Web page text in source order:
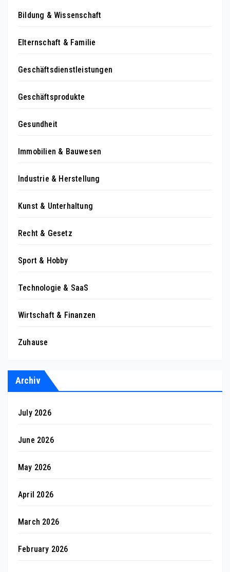
Bildung & Wissenschaft
Elternschaft & Familie
Geschäftsdienstleistungen
Geschäftsprodukte
Gesundheit
Immobilien & Bauwesen
Industrie & Herstellung
Kunst & Unterhaltung
Recht & Gesetz
Sport & Hobby
Technologie & SaaS
Wirtschaft & Finanzen
Zuhause
Archiv
July 2026
June 2026
May 2026
April 2026
March 2026
February 2026